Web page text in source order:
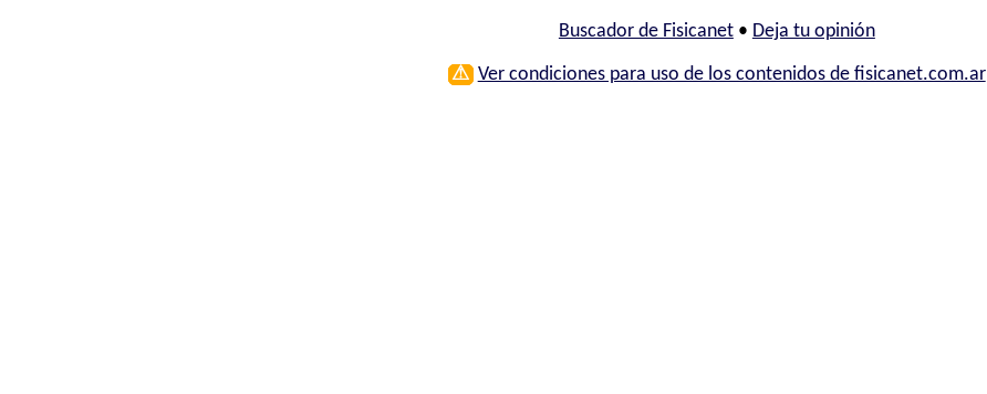
Buscador de Fisicanet• Deja tu opinión
⚠ Ver condiciones para uso de los contenidos de fisicanet.com.ar